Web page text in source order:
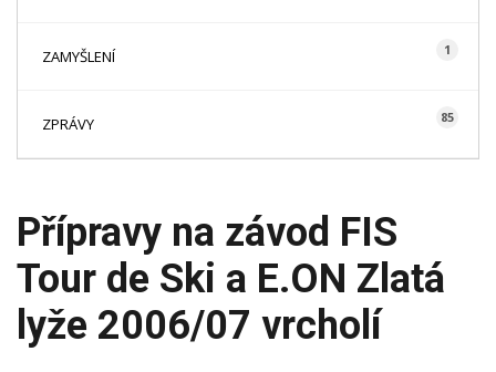
ZAMYŠLENÍ 1
ZPRÁVY 85
Přípravy na závod FIS
Tour de Ski a E.ON Zlatá
lyže 2006/07 vrcholí